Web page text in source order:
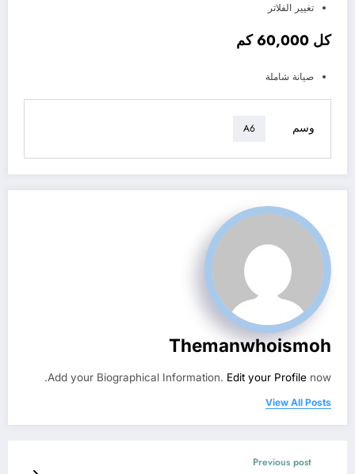
تغيير الفلاتر
كل 60,000 كم
صيانة شاملة
وسم A6
Themanwhoismoh
Add your Biographical Information. Edit your Profile now.
View All Posts
Previous post